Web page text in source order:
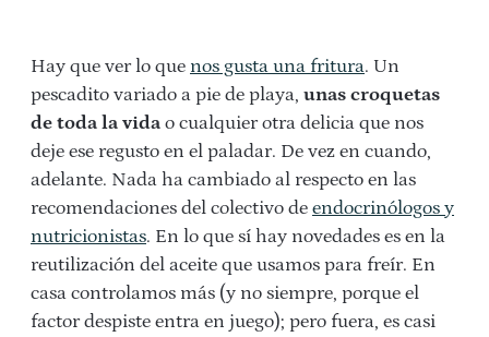
Hay que ver lo que nos gusta una fritura. Un
pescadito variado a pie de playa, unas croquetas
de toda la vida o cualquier otra delicia que nos
deje ese regusto en el paladar. De vez en cuando,
adelante. Nada ha cambiado al respecto en las
recomendaciones del colectivo de endocrinólogos y
nutricionistas. En lo que sí hay novedades es en la
reutilización del aceite que usamos para freír. En
casa controlamos más (y no siempre, porque el
factor despiste entra en juego); pero fuera, es casi